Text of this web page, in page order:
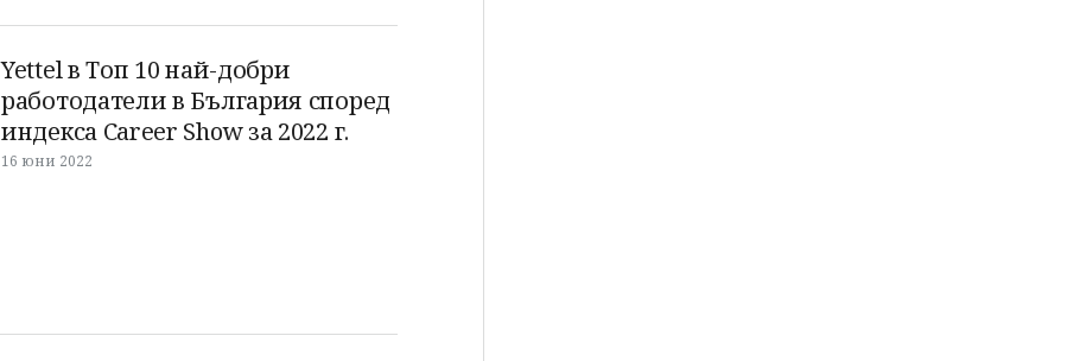
Yettel в Топ 10 най-добри
работодатели в България според
индекса Career Show за 2022 г.
16 юни 2022